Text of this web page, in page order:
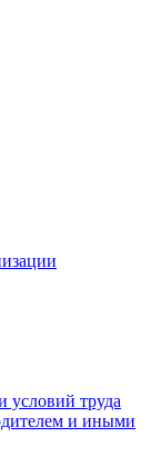
условий труда
и иными